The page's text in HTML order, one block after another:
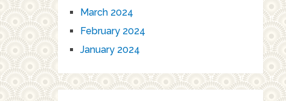
March 2024
February 2024
January 2024